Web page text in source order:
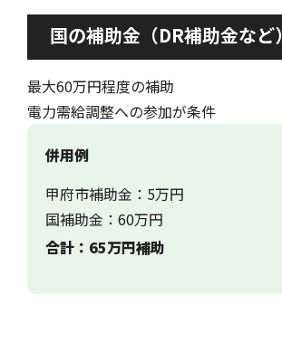
国の補助金（DR補助金など）
最大60万円程度の補助
電力需給調整への参加が条件
併用例
甲府市補助金：5万円
国補助金：60万円
合計：65万円補助